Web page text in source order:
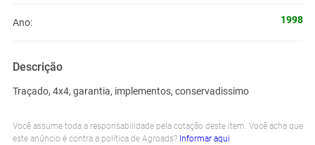
Ano: 1998
Descrição
Traçado, 4x4, garantia, implementos, conservadissimo
Você assume toda a responsabilidade pela cotação deste item. Você acha que
este anúncio é contra a política de Agroads? Informar aqui